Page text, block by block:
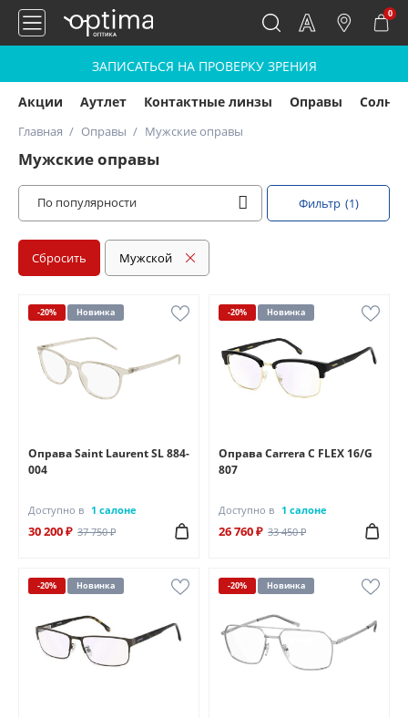
0
ЗАПИСАТЬСЯ НА ПРОВЕРКУ ЗРЕНИЯ
Акции Аутлет Контактные линзы Оправы
Главная Оправы Мужские оправы
Мужские оправы
По популярности Фильтр (1)
Сбросить Мужской
-20% Новинка
Оправа Saint Laurent SL 884-
004
Доступно в 1 салоне
30 200 ₽ 37 750 ₽
-20% Новинка
Оправа Carrera C FLEX 16/G
807
Доступно в 1 салоне
26 760 ₽ 33 450 ₽
-20% Новинка -20% Новинка